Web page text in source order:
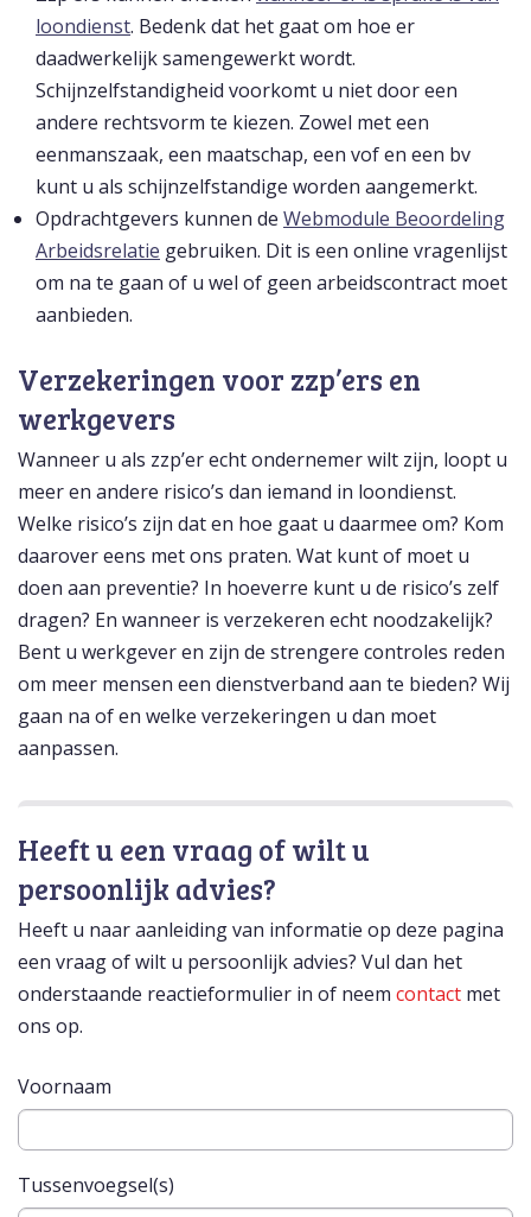
loondienst. Bedenk dat het gaat om hoe er
daadwerkelijk samengewerkt wordt.
Schijnzelfstandigheid voorkomt u niet door een
andere rechtsvorm te kiezen. Zowel met een
eenmanszaak, een maatschap, een vof en een bv
kunt u als schijnzelfstandige worden aangemerkt.
Opdrachtgevers kunnen de Webmodule Beoordeling
Arbeidsrelatie gebruiken. Dit is een online vragenlijst
om na te gaan of u wel of geen arbeidscontract moet
aanbieden.
Verzekeringen voor zzp’ers en
werkgevers
Wanneer u als zzp’er echt ondernemer wilt zijn, loopt u
meer en andere risico’s dan iemand in loondienst.
Welke risico’s zijn dat en hoe gaat u daarmee om? Kom
daarover eens met ons praten. Wat kunt of moet u
doen aan preventie? In hoeverre kunt u de risico’s zelf
dragen? En wanneer is verzekeren echt noodzakelijk?
Bent u werkgever en zijn de strengere controles reden
om meer mensen een dienstverband aan te bieden? Wij
gaan na of en welke verzekeringen u dan moet
aanpassen.
Heeft u een vraag of wilt u
persoonlijk advies?
Heeft u naar aanleiding van informatie op deze pagina
een vraag of wilt u persoonlijk advies? Vul dan het
onderstaande reactieformulier in of neem contact met
ons op.
Voornaam
Tussenvoegsel(s)